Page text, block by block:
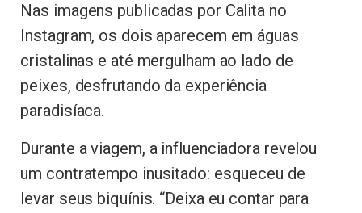
Nas imagens publicadas por Calita no
Instagram, os dois aparecem em águas
cristalinas e até mergulham ao lado de
peixes, desfrutando da experiência
paradisíaca.
Durante a viagem, a influenciadora revelou
um contratempo inusitado: esqueceu de
levar seus biquínis. “Deixa eu contar para